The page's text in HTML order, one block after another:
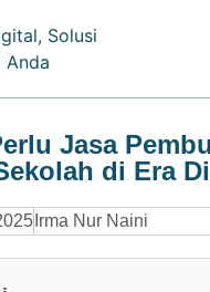
Jasa
di Era
Irma Nur Naini